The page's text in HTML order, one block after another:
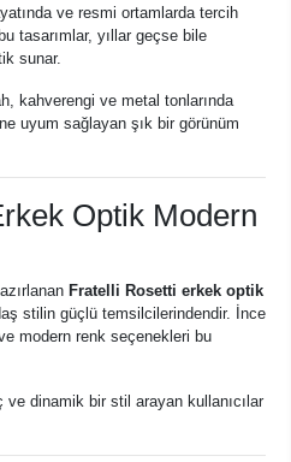
ve resmi ortamlarda tercih
tasarımlar, yıllar geçse bile
sunar.
kahverengi ve metal tonlarında
uyum sağlayan şık bir görünüm
Optik Modern
Fratelli Rosetti erkek optik
stilin güçlü temsilcilerindendir. İnce
modern renk seçenekleri bu
ve dinamik bir stil arayan kullanıcılar